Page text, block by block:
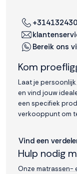
Bereik ons
Kom
Laat je
en vind jouw
een specifiek
verkooppunt om
Vind een
Hulp nodig
Onze matrassen-